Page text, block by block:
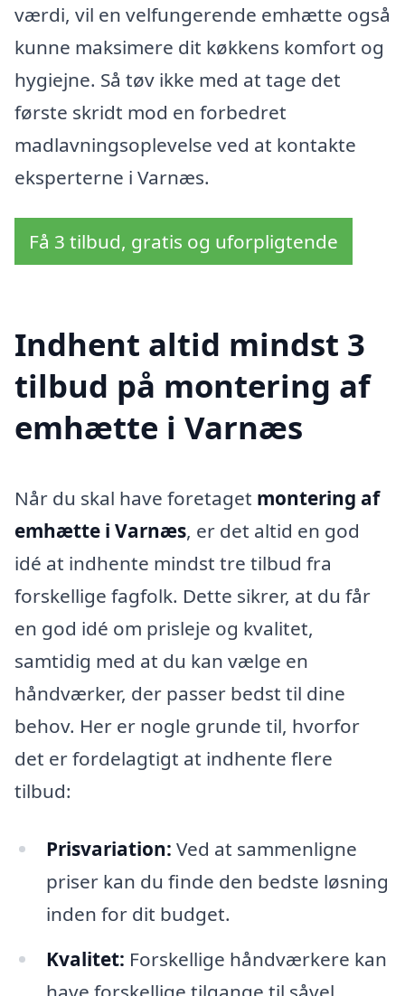
værdi, vil en velfungerende emhætte også
kunne maksimere dit køkkens komfort og
hygiejne. Så tøv ikke med at tage det
første skridt mod en forbedret
madlavningsoplevelse ved at kontakte
eksperterne i Varnæs.
Få 3 tilbud, gratis og uforpligtende
Indhent altid mindst 3
tilbud på montering af
emhætte i Varnæs
Når du skal have foretaget montering af
emhætte i Varnæs, er det altid en god
idé at indhente mindst tre tilbud fra
forskellige fagfolk. Dette sikrer, at du får
en god idé om prisleje og kvalitet,
samtidig med at du kan vælge en
håndværker, der passer bedst til dine
behov. Her er nogle grunde til, hvorfor
det er fordelagtigt at indhente flere
tilbud:
Prisvariation: Ved at sammenligne
priser kan du finde den bedste løsning
inden for dit budget.
Kvalitet: Forskellige håndværkere kan